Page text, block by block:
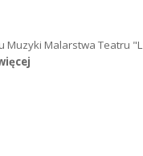
Muzyki Malarstwa Teatru